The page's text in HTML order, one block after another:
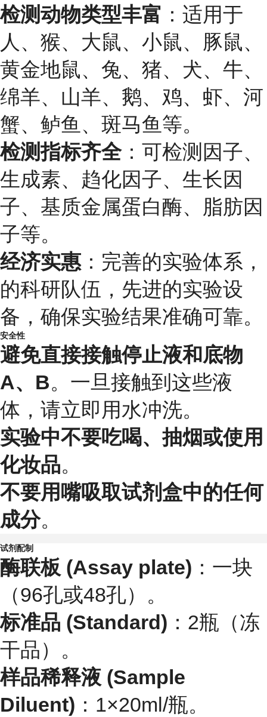
检测动物类型丰富 ：适用于
人、猴、大鼠、小鼠、豚鼠、
黄金地鼠、兔、猪、犬、牛、
绵羊、山羊、鹅、鸡、虾、河
蟹、鲈鱼、斑马鱼等。
检测指标齐全：可检测因子、
生成素、趋化因子、生长因
子、基质金属蛋白酶、脂肪因
子等。
经济实惠：完善的实验体系，
的科研队伍，先进的实验设
备，确保实验结果准确可靠。
安全性
避免直接接触停止液和底物
A、B。一旦接触到这些液
体，请立即用水冲洗。
实验中不要吃喝、抽烟或使用
化妆品。
不要用嘴吸取试剂盒中的任何
成分。
试剂配制
酶联板 (Assay plate) ：一块
（96孔或48孔）。
标准品 (Standard) ：2瓶（冻
干品）。
样品稀释液 (Sample
Diluent) ：1×20ml/瓶。